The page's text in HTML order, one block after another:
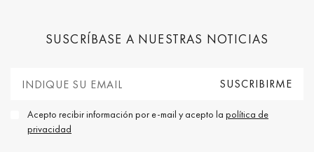
SUSCRÍBASE A NUESTRAS NOTICIAS
Acepto recibir información por e-mail y acepto la política de
privacidad